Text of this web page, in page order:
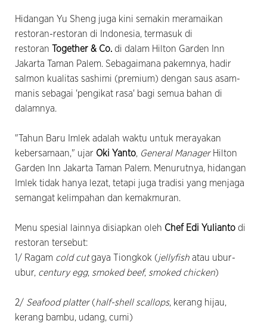
Hidangan Yu Sheng juga kini semakin meramaikan
restoran-restoran di Indonesia, termasuk di
restoran
Together & Co. di dalam Hilton Garden Inn
Jakarta Taman Palem. Sebagaimana pakemnya, hadir
salmon kualitas sashimi (premium) dengan saus asam-
manis sebagai 'pengikat rasa' bagi semua bahan di
dalamnya.
"Tahun Baru Imlek adalah waktu untuk merayakan
kebersamaan," ujar Oki Yanto, General Manager Hilton
Garden Inn Jakarta Taman Palem. Menurutnya, hidangan
Imlek tidak hanya lezat, tetapi juga tradisi yang menjaga
semangat kelimpahan dan kemakmuran.
Menu spesial lainnya disiapkan oleh Chef Edi Yulianto di
restoran tersebut:
1/ Ragam cold cutgaya Tiongkok (jellyfish atau ubur-
ubur, century egg, smoked beef, smoked chicken)
2/ Seafood platter(half-shell scallops, kerang hijau,
kerang bambu, udang, cumi)